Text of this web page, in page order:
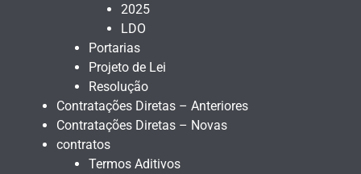
2025
LDO
Portarias
Projeto de Lei
Resolução
Contratações Diretas – Anteriores
Contratações Diretas – Novas
contratos
Termos Aditivos